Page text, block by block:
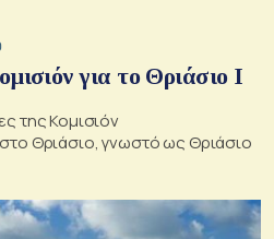
για το Θριάσιο Ι
της Κομισιόν
Θριάσιο, γνωστό ως Θριάσιο